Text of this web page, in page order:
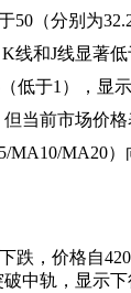
50（分别为
线和J线显著
低于1），显
当前市场价
MA10/MA20
跌，价格自
中轨，显示